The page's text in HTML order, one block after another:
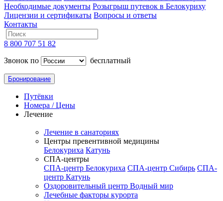
Необходимые документы Розыгрыш путевок в Белокуриху
Лицензии и сертификаты Вопросы и ответы
Контакты
8 800 707 51 82
Звонок по
бесплатный
Бронирование
Путёвки
Номера / Цены
Лечение
Лечение в санаториях
Центры превентивной медицины
Белокуриха Катунь
СПА-центры
СПА-центр Белокуриха СПА-центр Сибирь СПА-
центр Катунь
Оздоровительный центр Водный мир
Лечебные факторы курорта